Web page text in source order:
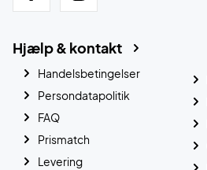
Hjælp & kontakt
Handelsbetingelser
Persondatapolitik
FAQ
Prismatch
Levering